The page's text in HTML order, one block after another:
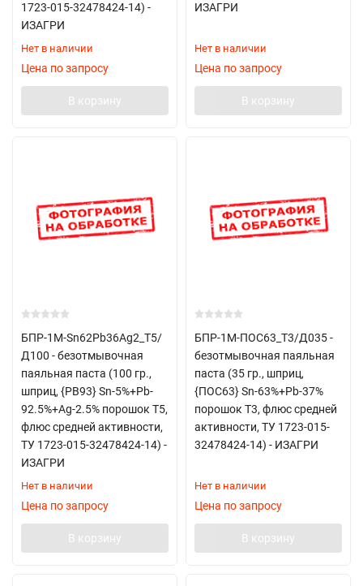
1723-015-32478424-14) -
ИЗАГРИ
Нет в наличии
Цена по запросу
В корзину
ИЗАГРИ
Нет в наличии
Цена по запросу
В корзину
БПР-1М-Sn62Pb36Ag2_Т5/
Д100 - безотмывочная
паяльная паста (100 гр.,
шприц, {PB93} Sn-5%+Pb-
92.5%+Ag-2.5% порошок Т5,
флюс средней активности,
ТУ 1723-015-32478424-14) -
ИЗАГРИ
Нет в наличии
Цена по запросу
В корзину
БПР-1М-ПОС63_Т3/Д035 -
безотмывочная паяльная
паста (35 гр., шприц,
{ПОС63} Sn-63%+Pb-37%
порошок Т3, флюс средней
активности, ТУ 1723-015-
32478424-14) - ИЗАГРИ
Нет в наличии
Цена по запросу
В корзину